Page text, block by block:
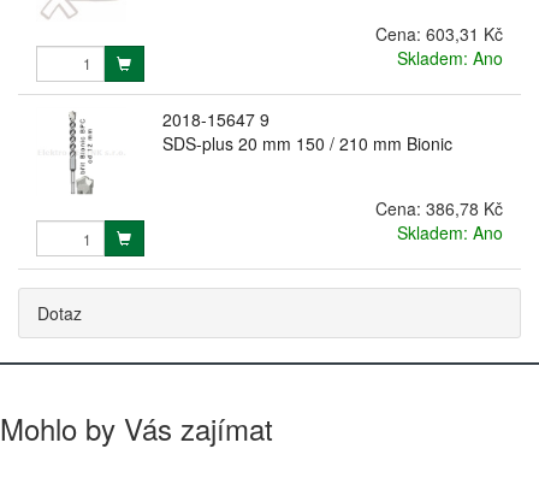
Cena: 603,31 Kč
Skladem: Ano
2018-15647 9
SDS-plus 20 mm 150 / 210 mm Bionic
Cena: 386,78 Kč
Skladem: Ano
Dotaz
Mohlo by Vás zajímat